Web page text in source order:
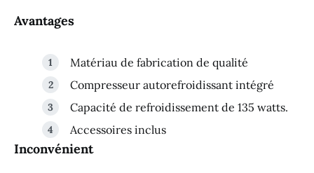
Avantages
Matériau de fabrication de qualité
Compresseur autorefroidissant intégré
Capacité de refroidissement de 135 watts.
Accessoires inclus
Inconvénient